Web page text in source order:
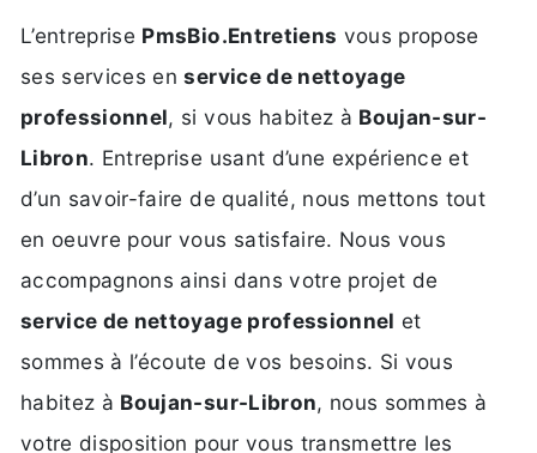
L’entreprise PmsBio.Entretiens vous propose
ses services enservice de nettoyage
professionnel, si vous habitez à Boujan-sur-
Libron. Entreprise usant d’une expérience et
d’un savoir-faire de qualité, nous mettons tout
en oeuvre pour vous satisfaire. Nous vous
accompagnons ainsi dans votre projet de
service de nettoyage professionnel et
sommes à l’écoute de vos besoins. Si vous
habitez à Boujan-sur-Libron, nous sommes à
votre disposition pour vous transmettre les